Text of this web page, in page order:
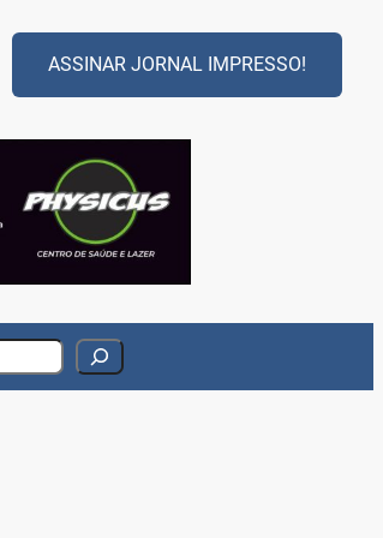
ASSINAR JORNAL IMPRESSO!